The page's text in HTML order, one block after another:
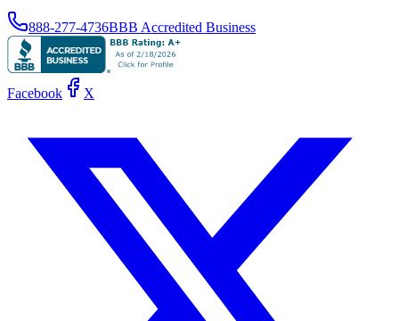
888-277-4736BBB Accredited Business
Facebook X